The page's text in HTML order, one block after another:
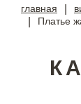
главная
Платье